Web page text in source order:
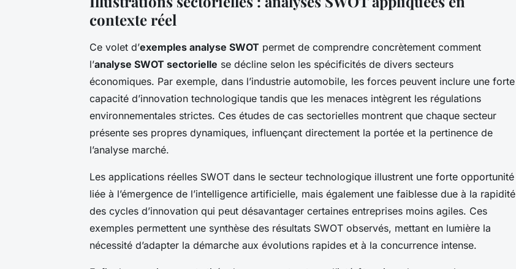
contexte réel
Ce volet d’exemples analyse SWOT permet de comprendre concrètement comment
l’analyse SWOT sectorielle se décline selon les spécificités de divers secteurs
économiques. Par exemple, dans l’industrie automobile, les forces peuvent inclure une forte
capacité d’innovation technologique tandis que les menaces intègrent les régulations
environnementales strictes. Ces études de cas sectorielles montrent que chaque secteur
présente ses propres dynamiques, influençant directement la portée et la pertinence de
l’analyse marché.
Les applications réelles SWOT dans le secteur technologique illustrent une forte opportunité
liée à l’émergence de l’intelligence artificielle, mais également une faiblesse due à la rapidité
des cycles d’innovation qui peut désavantager certaines entreprises moins agiles. Ces
exemples permettent une synthèse des résultats SWOT observés, mettant en lumière la
nécessité d’adapter la démarche aux évolutions rapides et à la concurrence intense.